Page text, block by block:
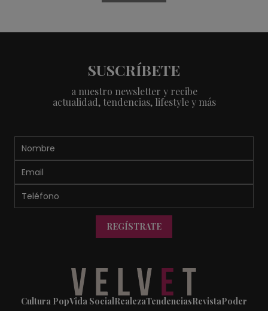
SUSCRÍBETE
a nuestro newsletter y recibe
actualidad, tendencias, lifestyle y más
REGÍSTRATE
Cultura PopVida SocialRealezaTendenciasRevistaPoder